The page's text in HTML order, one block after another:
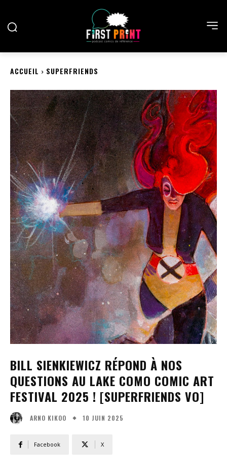
ACCUEIL SUPERFRIENDS
BILL SIENKIEWICZ RÉPOND À NOS
QUESTIONS AU LAKE COMO COMIC ART
FESTIVAL 2025 ! [SUPERFRIENDS VO]
ARNO KIKOO 10 JUIN 2025
Facebook X